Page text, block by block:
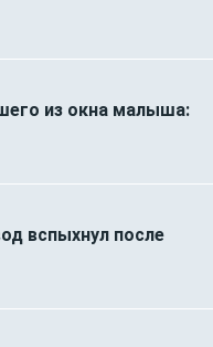
из окна малыша:
вспыхнул после